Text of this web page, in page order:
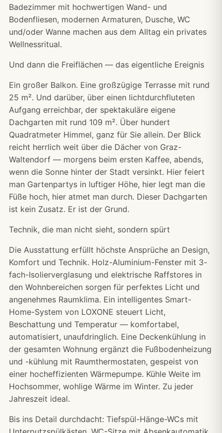
Badezimmer mit hochwertigen Wand- und
Bodenfliesen, modernen Armaturen, Dusche, WC
und/oder Wanne machen aus dem Alltag ein privates
Wellnessritual.
Und dann die Freiflächen — das eigentliche Ereignis
Ein großer Balkon. Eine großzügige Terrasse mit rund
25 m². Und darüber, über einen lichtdurchfluteten
Aufgang erreichbar, der spektakuläre eigene
Dachgarten mit rund 109 m². Über hundert
Quadratmeter Himmel, ganz für Sie allein. Der Blick
reicht herrlich weit über die Dächer von Graz-
Waltendorf — morgens beim ersten Kaffee, abends,
wenn die Sonne hinter der Stadt versinkt. Hier feiert
man Gartenpartys in luftiger Höhe, hier legt man die
Füße hoch, hier atmet man durch. Dieser Dachgarten
ist kein Zusatz. Er ist der Grund.
Technik, die man nicht sieht, sondern spürt
Die Ausstattung erfüllt höchste Ansprüche an Design,
Komfort und Technik. Holz-Aluminium-Fenster mit 3-
fach-Isolierverglasung und elektrische Raffstores in
den Wohnbereichen sorgen für perfektes Licht und
angenehmes Raumklima. Ein intelligentes Smart-
Home-System von LOXONE steuert Licht,
Beschattung und Temperatur — komfortabel,
automatisiert, unaufdringlich. Eine Deckenkühlung in
der gesamten Wohnung ergänzt die Fußbodenheizung
und -kühlung mit Raumthermostaten, gespeist von
einer hocheffizienten Wärmepumpe. Kühle Weite im
Hochsommer, wohlige Wärme im Winter. Zu jeder
Jahreszeit ideal.
Bis ins Detail durchdacht: Tiefspül-Hänge-WCs mit